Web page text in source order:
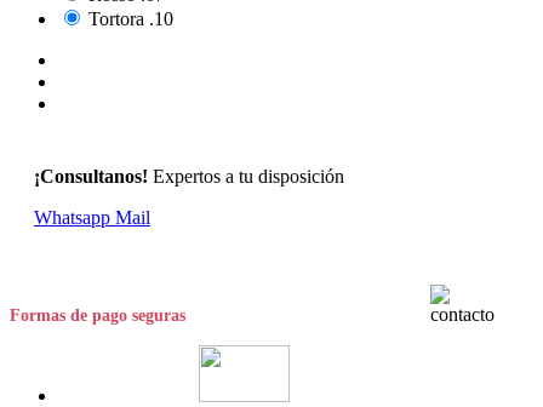
Tortora .10
¡Consultanos! Expertos a tu disposición
Whatsapp Mail
Formas de pago seguras